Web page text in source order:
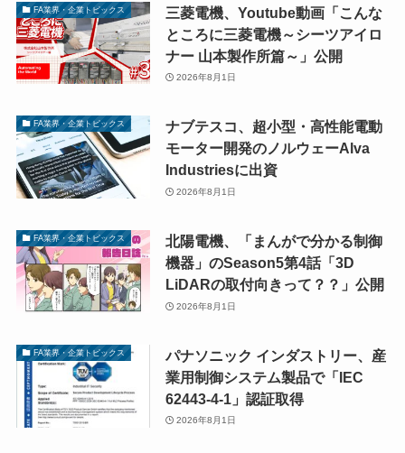
FA業界・企業トピックス
三菱電機、Youtube動画「こんな
ところに三菱電機～シーツアイロ
ナー 山本製作所篇～」公開
2026年8月1日
FA業界・企業トピックス
ナブテスコ、超小型・高性能電動
モーター開発のノルウェーAlva
Industriesに出資
2026年8月1日
FA業界・企業トピックス
北陽電機、「まんがで分かる制御
機器」のSeason5第4話「3D
LiDARの取付向きって？？」公開
2026年8月1日
FA業界・企業トピックス
パナソニック インダストリー、産
業用制御システム製品で「IEC
62443-4-1」認証取得
2026年8月1日